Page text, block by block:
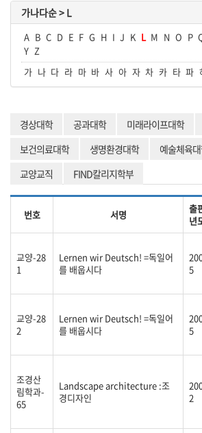
가나다순 > L
A B C D E F G H I J K L M N O P
Y Z
가 나 다 라 마 바 사 아 자 차 카 타 파
경상대학 공과대학 미래라이프대학
보건의료대학
생명환경대학 예술체육
교양교직
FIND칼리지학부
번호 서명
출
년
교양-28
1
Lernen wir Deutsch! =독일어
를 배웁시다
5
교양-28
2
Lernen wir Deutsch! =독일어
를 배웁시다
5
조경산
림학과-
65
Landscape architecture :조
경디자인
2